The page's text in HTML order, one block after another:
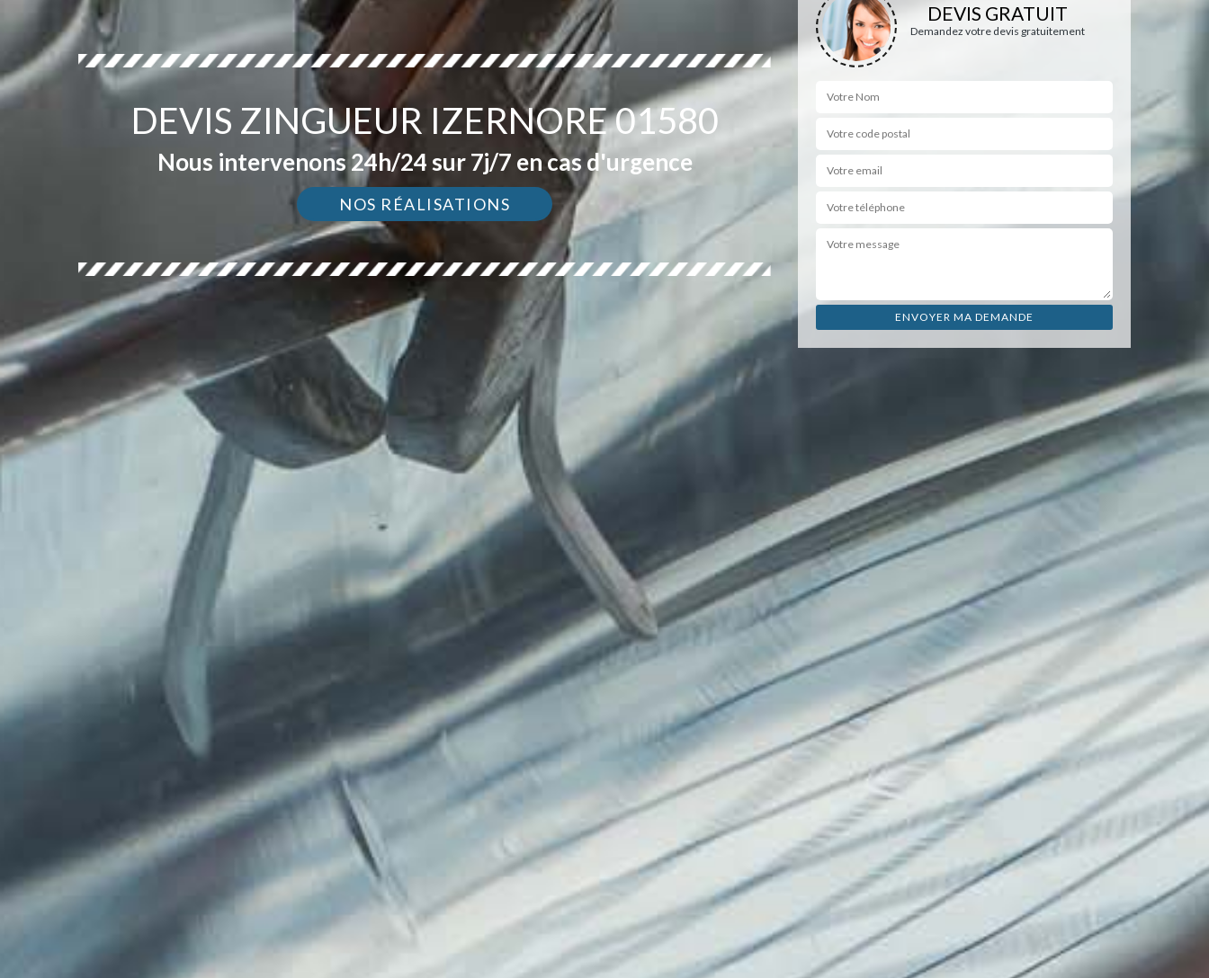
DEVIS ZINGUEUR IZERNORE 01580
Nous intervenons 24h/24 sur 7j/7 en cas d'urgence
NOS RÉALISATIONS
DEVIS GRATUIT
Demandez votre devis gratuitement